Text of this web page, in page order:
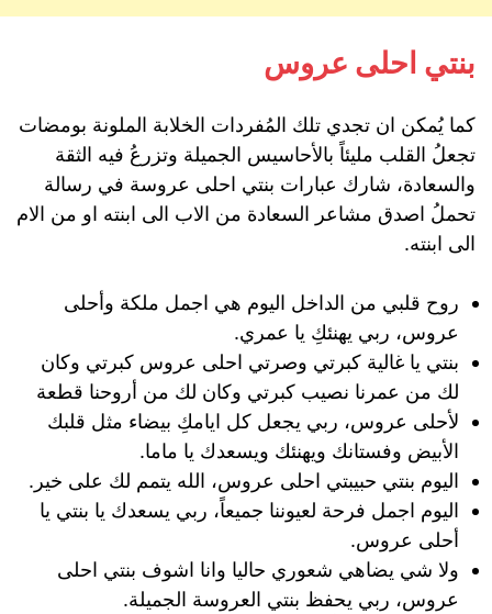
بنتي احلى عروس
كما يُمكن ان تجدي تلك المُفردات الخلابة الملونة بومضات
تجعلُ القلب مليئاً بالأحاسيس الجميلة وتزرعُ فيه الثقة
والسعادة، شارك عبارات بنتي احلى عروسة في رسالة
تحملُ اصدق مشاعر السعادة من الاب الى ابنته او من الام
الى ابنته.
روح قلبي من الداخل اليوم هي اجمل ملكة وأحلى
عروس، ربي يهنئكِ يا عمري.
بنتي يا غالية كبرتي وصرتي احلى عروس كبرتي وكان
لك من عمرنا نصيب كبرتي وكان لك من أروحنا قطعة
لأحلى عروس، ربي يجعل كل ايامكِ بيضاء مثل قلبك
الأبيض وفستانك ويهنئك ويسعدك يا ماما.
اليوم بنتي حبيبتي احلى عروس، الله يتمم لك على خير.
اليوم اجمل فرحة لعيوننا جميعاً، ربي يسعدك يا بنتي يا
أحلى عروس.
ولا شي يضاهي شعوري حاليا وانا اشوف بنتي احلى
عروس، ربي يحفظ بنتي العروسة الجميلة.